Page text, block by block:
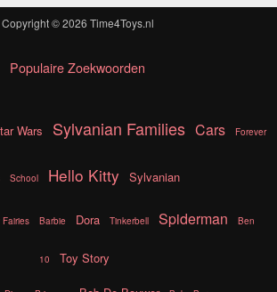
Copyright © 2026 Time4Toys.nl
Populaire Zoekwoorden
Wars Sylvanian Families Cars Forever
School Hello Kitty Sylvanian
Barbie Dora Tinkerbell Spiderman Ben
10 Toy Story